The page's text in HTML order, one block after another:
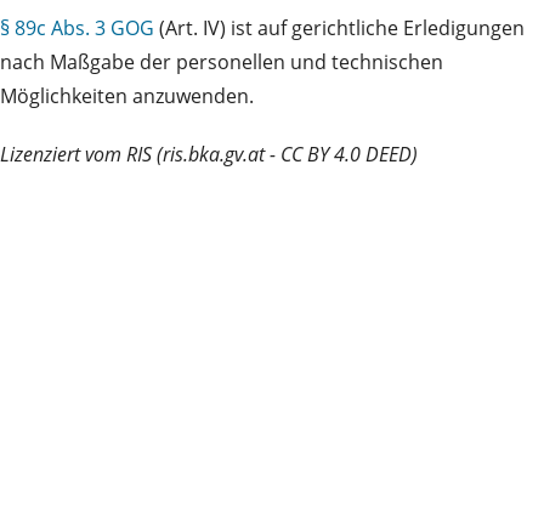
§ 89c Abs. 3 GOG (Art. IV) ist auf gerichtliche Erledigungen
nach Maßgabe der personellen und technischen
Möglichkeiten anzuwenden.
Lizenziert vom RIS (ris.bka.gv.at - CC BY 4.0 DEED)